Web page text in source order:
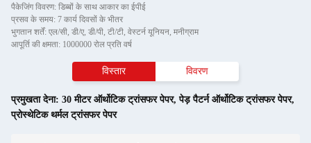
पैकेजिंग विवरण: डिब्बों के साथ आकार का ईपीई
प्रसव के समय: 7 कार्य दिवसों के भीतर
भुगतान शर्तें: एल/सी, डी/ए, डी/पी, टी/टी, वेस्टर्न यूनियन, मनीग्राम
आपूर्ति की क्षमता: 1000000 रोल प्रति वर्ष
विस्तार विवरण
प्रमुखता देना: 30 मीटर ऑर्थोटिक ट्रांसफर पेपर,पेड़ पैटर्न ऑर्थोटिक ट्रांसफर पेपर,
प्रोस्थेटिक थर्मल ट्रांसफर पेपर